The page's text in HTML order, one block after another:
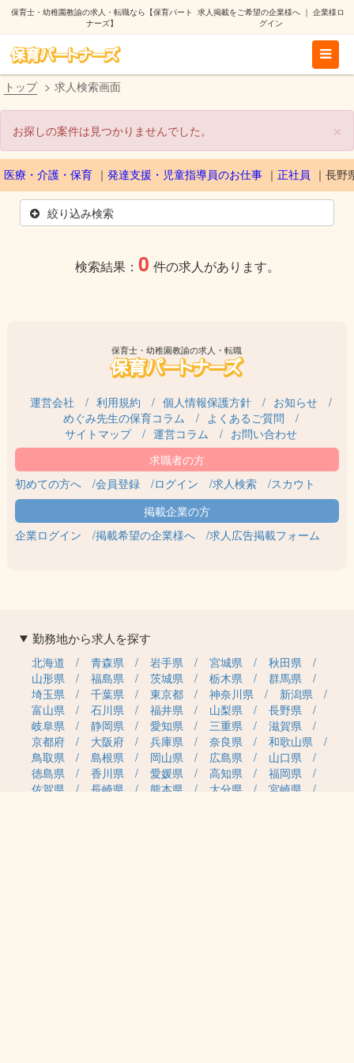
保育士・幼稚園教諭の求人・転職なら【保育パート
ナーズ】
求人掲載をご希望の企業様へ｜ 企業様ロ
グイン
トップ 求人検索画面
×
お探しの案件は見つかりませんでした。
医療・介護・保育 発達支援・児童指導員のお仕事 正社員 長野
絞り込み検索
検索結果： 0 件の求人があります。
保育士・幼稚園教諭の求人・転職
運営会社 利用規約 個人情報保護方針
お知らせ
めぐみ先生の保育コラム
よくあるご質問
サイトマップ
運営コラム お問い合わせ
初めての方へ 会員登録 ログイン 求人検索 スカウト
企業ログイン 掲載希望の企業様へ 求人広告掲載フォーム
勤務地から求人を探す
北海道 青森県 岩手県 宮城県
秋田県
山形県
福島県 茨城県 栃木県
群馬県
埼玉県
千葉県 東京都 神奈川県
新潟県
富山県
石川県 福井県 山梨県
長野県
岐阜県
静岡県 愛知県 三重県
滋賀県
京都府
大阪府 兵庫県 奈良県
和歌山県
鳥取県
島根県 岡山県 広島県
山口県
徳島県
香川県 愛媛県 高知県
福岡県
佐賀県
長崎県 熊本県 大分県
宮崎県